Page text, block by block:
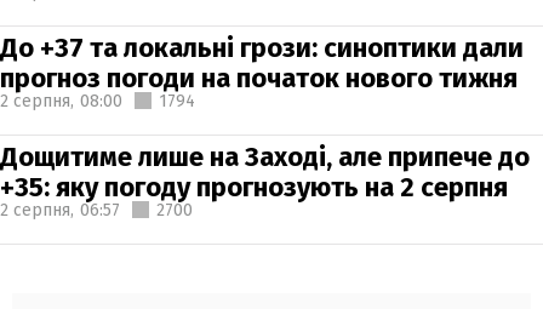
До +37 та локальні грози: синоптики дали
прогноз погоди на початок нового тижня
2 серпня, 08:00 1794
Дощитиме лише на Заході, але припече до
+35: яку погоду прогнозують на 2 серпня
2 серпня, 06:57 2700